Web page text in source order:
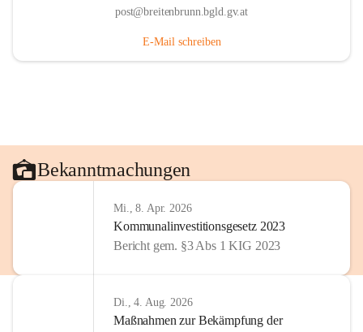
post@breitenbrunn.bgld.gv.at
E-Mail schreiben
Bekanntmachungen
Mi., 8. Apr. 2026
Kommunalinvestitionsgesetz 2023
Bericht gem. §3 Abs 1 KIG 2023
Di., 4. Aug. 2026
Maßnahmen zur Bekämpfung der